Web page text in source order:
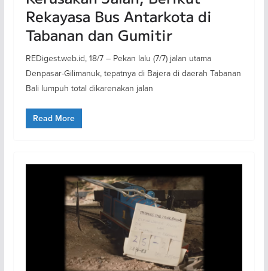
Rekayasa Bus Antarkota di
Tabanan dan Gumitir
REDigest.web.id, 18/7 – Pekan lalu (7/7) jalan utama
Denpasar-Gilimanuk, tepatnya di Bajera di daerah Tabanan
Bali lumpuh total dikarenakan jalan
Read More